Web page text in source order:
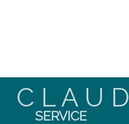
C L A U
SERVICE